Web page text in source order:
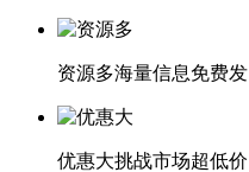
资源多海量信息免费发
优惠大挑战市场超低价